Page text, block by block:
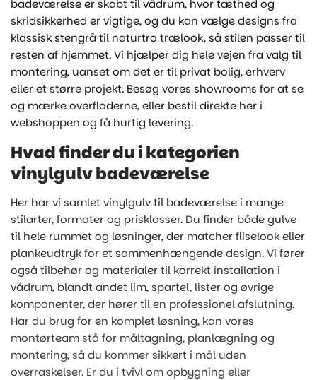
badeværelse er skabt til vådrum, hvor tæthed og
skridsikkerhed er vigtige, og du kan vælge designs fra
klassisk stengrå til naturtro trælook, så stilen passer til
resten af hjemmet. Vi hjælper dig hele vejen fra valg til
montering, uanset om det er til privat bolig, erhverv
eller et større projekt. Besøg vores showrooms for at se
og mærke overfladerne, eller bestil direkte her i
webshoppen og få hurtig levering.
Hvad finder du i kategorien
vinylgulv badeværelse
Her har vi samlet vinylgulv til badeværelse i mange
stilarter, formater og prisklasser. Du finder både gulve
til hele rummet og løsninger, der matcher fliselook eller
plankeudtryk for et sammenhængende design. Vi fører
også tilbehør og materialer til korrekt installation i
vådrum, blandt andet lim, spartel, lister og øvrige
komponenter, der hører til en professionel afslutning.
Har du brug for en komplet løsning, kan vores
montørteam stå for måltagning, planlægning og
montering, så du kommer sikkert i mål uden
overraskelser. Er du i tvivl om opbygning eller